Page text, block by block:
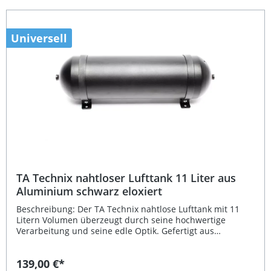
Luftfahrwerksysteme Schwarze Eloxierung für edle Optik
G1/4", 2 x G3/8") für flexible Installation Eintragungsfrei –
keine zusätzliche Abnahme erforderlich Lieferumfang: 1x
TA Technix nahtloser Lufttank 19 Liter, Aluminium,
schwarz eloxiert
Universell
TA Technix nahtloser Lufttank 11 Liter aus
Aluminium schwarz eloxiert
Beschreibung: Der TA Technix nahtlose Lufttank mit 11
Litern Volumen überzeugt durch seine hochwertige
Verarbeitung und seine edle Optik. Gefertigt aus
auch ein modernes Design für jeden Luftfahrwerk-Umbau.
139,00 €*